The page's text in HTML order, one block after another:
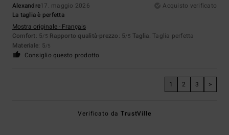
Alexandre17. maggio 2026
Acquisto verificato
La taglia è perfetta
Mostra originale - Français
Comfort: 5/5 Rapporto qualità-prezzo: 5/5 Taglia: Taglia perfetta
Materiale: 5/5
Consiglio questo prodotto
1 2 3 >
Verificato daTrustVille